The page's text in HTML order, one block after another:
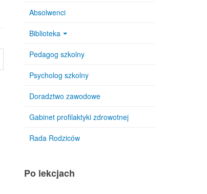
Absolwenci
Biblioteka
Pedagog szkolny
Psycholog szkolny
Doradztwo zawodowe
Gabinet profilaktyki zdrowotnej
Rada Rodziców
Po lekcjach